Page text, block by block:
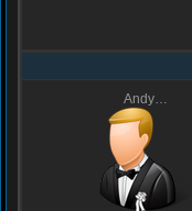
Andy…